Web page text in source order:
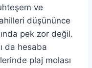
ve
düşününce
pek zor değil.
da hesaba
plaj molası